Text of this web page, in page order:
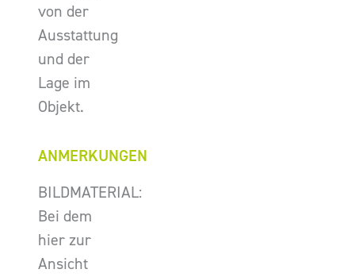
von der
Ausstattung
und der
Lage im
Objekt.
ANMERKUNGEN
BILDMATERIAL:
Bei dem
hier zur
Ansicht